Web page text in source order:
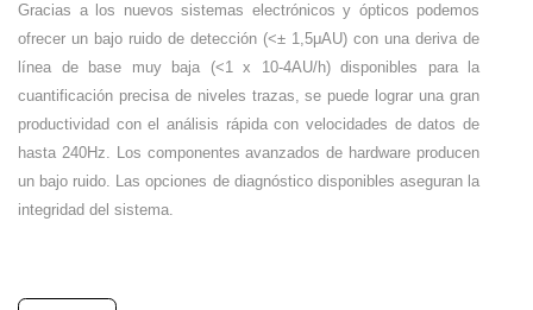
Gracias a los nuevos sistemas electrónicos y ópticos podemos
ofrecer un bajo ruido de detección (<± 1,5μAU) con una deriva de
línea de base muy baja (<1 x 10-4AU/h) disponibles para la
cuantificación precisa de niveles trazas, se puede lograr una gran
productividad con el análisis rápida con velocidades de datos de
hasta 240Hz. Los componentes avanzados de hardware producen
un bajo ruido. Las opciones de diagnóstico disponibles aseguran la
integridad del sistema.